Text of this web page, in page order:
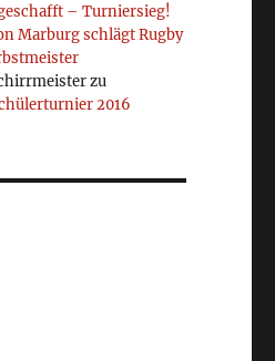
– Turniersieg!
Marburg schlägt Rugby
zu
2016